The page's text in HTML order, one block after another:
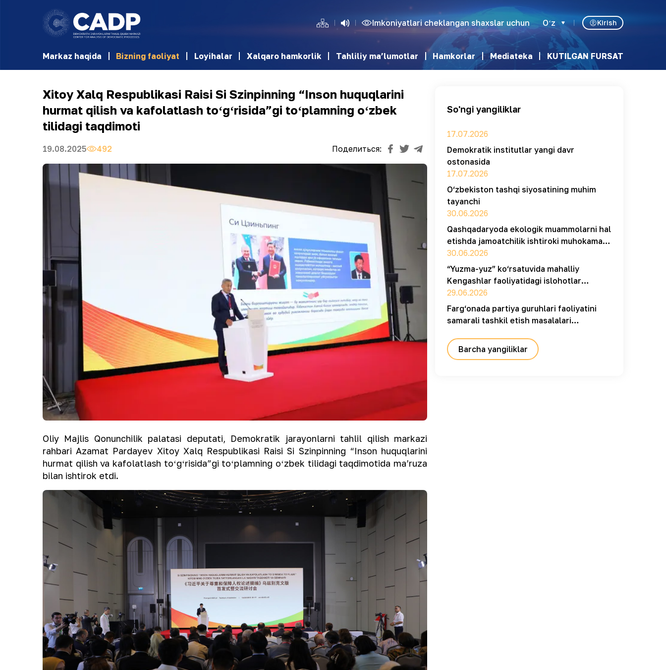
Imkoniyatlari cheklangan shaxslar uchun Oʻz Kirish
Markaz haqida Bizning faoliyat Loyihalar Xalqaro hamkorlik Tahliliy ma’lumotlar Hamkorlar Mediateka KUTILGAN FURSAT
Xitoy Xalq Respublikasi Raisi Si Szinpinning “Inson huquqlarini
hurmat qilish va kafolatlash toʻgʻrisida”gi toʻplamning oʻzbek
tilidagi taqdimoti
19.08.2025 492 Поделиться:
Oliy Majlis Qonunchilik palatasi deputati, Demokratik jarayonlarni tahlil qilish markazi
rahbari Azamat Pardayev Xitoy Xalq Respublikasi Raisi Si Szinpinning “Inson huquqlarini
hurmat qilish va kafolatlash toʻgʻrisida”gi toʻplamning oʻzbek tilidagi taqdimotida maʼruza
bilan ishtirok etdi.
So'ngi yangiliklar
17.07.2026
Demokratik institutlar yangi davr
ostonasida
17.07.2026
O‘zbekiston tashqi siyosatining muhim
tayanchi
30.06.2026
Qashqadaryoda ekologik muammolarni hal
etishda jamoatchilik ishtiroki muhokama
qilindi
30.06.2026
“Yuzma-yuz” ko‘rsatuvida mahalliy
Kengashlar faoliyatidagi islohotlar
muhokama qilindi
29.06.2026
Farg‘onada partiya guruhlari faoliyatini
samarali tashkil etish masalalari
Barcha yangiliklar